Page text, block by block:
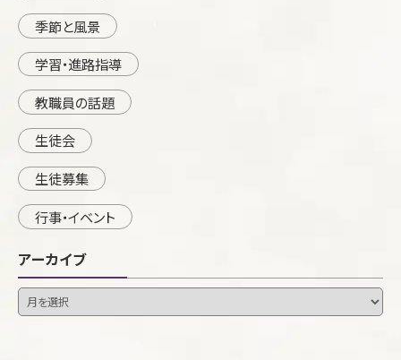
季節と風景
学習・進路指導
教職員の話題
生徒会
生徒募集
行事・イベント
アーカイブ